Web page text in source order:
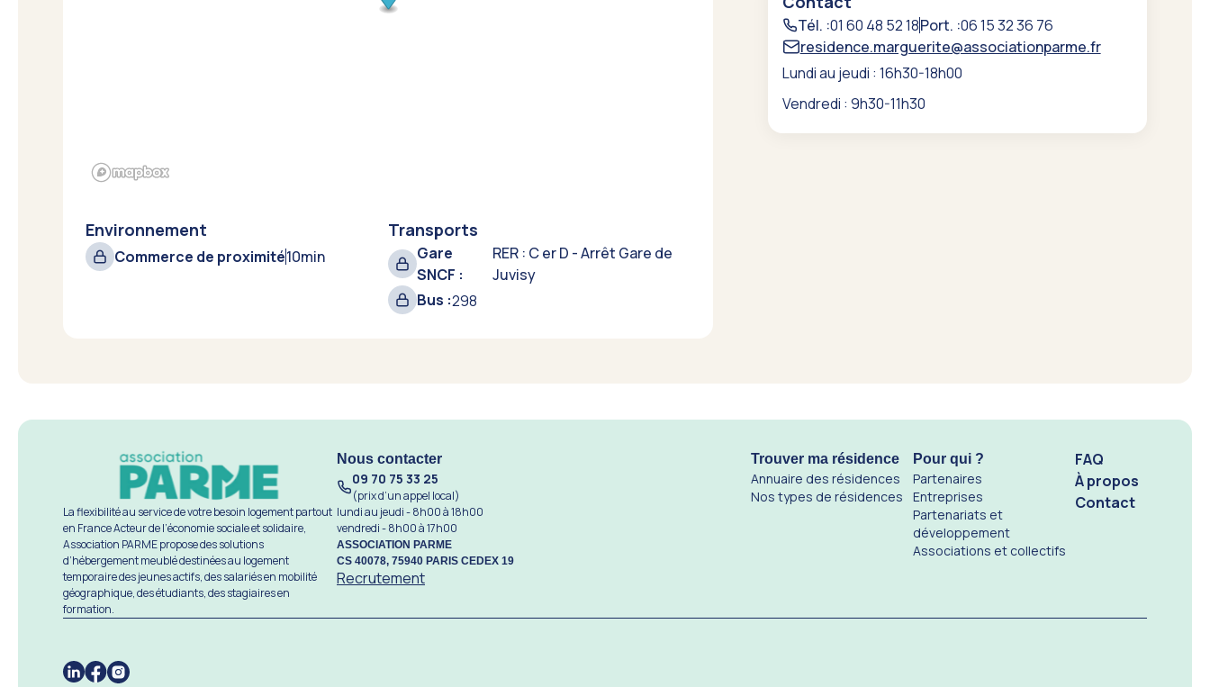
Environnement
Commerce de proximité10min
Transports
Gare
SNCF :
RER : C er D - Arrêt Gare de
Juvisy
Bus :298
Tél. :01 60 48 52 18Port. :06 15 32 36 76
residence.marguerite@associationparme.fr
Lundi au jeudi : 16h30-18h00
Vendredi : 9h30-11h30
La flexibilité au service de votre besoin logement partout
en France Acteur de l’économie sociale et solidaire,
Association PARME propose des solutions
d’hébergement meublé destinées au logement
temporaire des jeunes actifs, des salariés en mobilité
géographique, des étudiants, des stagiaires en
formation.
Nous contacter
09 70 75 33 25
(prix d’un appel local)
lundi au jeudi - 8h00 à 18h00
vendredi - 8h00 à 17h00
ASSOCIATION PARME
CS 40078, 75940 PARIS CEDEX 19
Recrutement
Trouver ma résidence
Annuaire des résidences
Nos types de résidences
Pour qui ?
Partenaires
Entreprises
Partenariats et
développement
Associations et collectifs
FAQ
À propos
Contact